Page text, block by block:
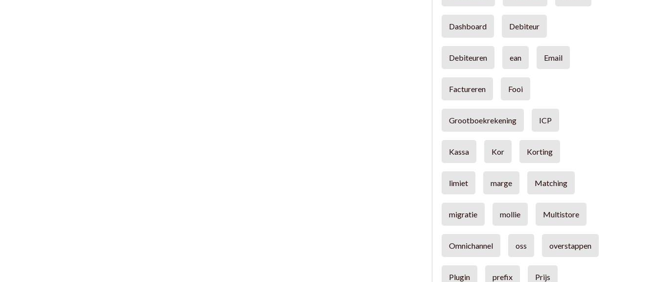
Dashboard Debiteur
Debiteuren ean Email
Factureren Fooi
Grootboekrekening ICP
Kassa Kor Korting
limiet marge Matching
migratie mollie Multistore
Omnichannel oss overstappen
Plugin prefix Prijs